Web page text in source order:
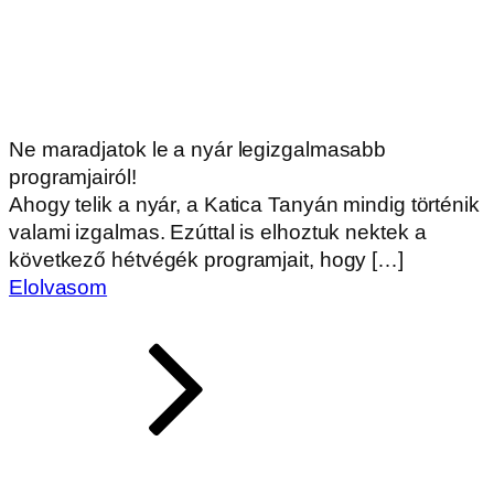
Ne maradjatok le a nyár legizgalmasabb
programjairól!
Ahogy telik a nyár, a Katica Tanyán mindig történik
valami izgalmas. Ezúttal is elhoztuk nektek a
következő hétvégék programjait, hogy […]
Elolvasom